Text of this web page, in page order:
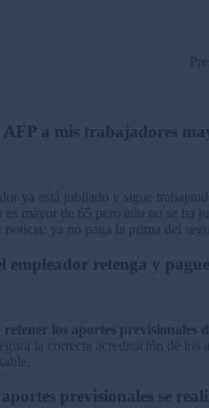
a mis trabajadores
ya está jubilado y sigue
mayor de 65 pero aún no se ha
ya no paga la prima del
empleador retenga y
retener los aportes previsionales
la correcta acreditación de
previsionales se